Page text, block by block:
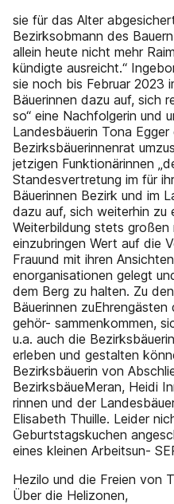
sie für das Alter
Bezirksobmann des
allein heute nicht mehr
kündigte ausreicht.“
sie noch bis Februar 2023
Bäuerinnen dazu auf, sich
so“ eine Nachfolgerin und
Landesbäuerin Tona
Bezirksbäuerinnenrat
jetzigen Funktionärinnen
Standesvertretung im für
Bäuerinnen Bezirk und im
dazu auf, sich weiterhin zu
Weiterbildung stets großen
einzubringen Wert auf die
Frauund mit ihren
enorganisationen gelegt
dem Berg zu halten. Zu
Bäuerinnen
gehör- sammenkommen,
u.a. auch die
erleben und gestalten
Bezirksbäuerin von
BezirksbäueMeran, Heidi
rinnen und der
Elisabeth Thuille. Leider
Geburtstagskuchen
eines kleinen Arbeitsun-
Hezilo und die Freien von
Über die Helizonen,